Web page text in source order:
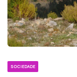
SOCIEDADE